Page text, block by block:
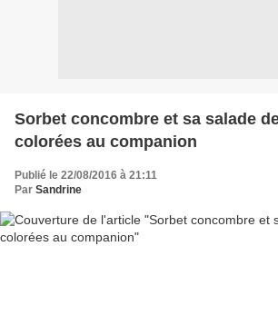
Sorbet concombre et sa salade
colorées au companion
Publié le 22/08/2016 à 21:11
Par Sandrine